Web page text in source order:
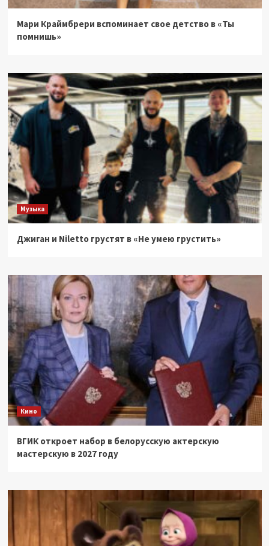
Мари Краймбрери вспоминает свое детство в «Ты
помнишь»
Музыка
Джиган и Niletto грустят в «Не умею грустить»
Кино
ВГИК откроет набор в белорусскую актерскую
мастерскую в 2027 году